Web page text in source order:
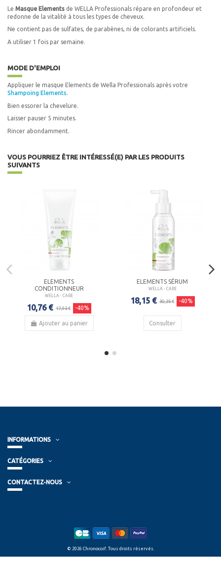
Le Masque Elements de WELLA Professionals répare en profondeur et
redonne de la vitalité à tous les types de cheveux.
Ne contient pas de sulfates, de parabènes, ni de colorants artificiels.
A utiliser 1 fois par semaine.
MODE D'EMPLOI
Appliquer le masque Elements de Wella Professionals après votre
Shampoing Elements.
Bien essorer la chevelure.
Laisser pauser 5 minutes.
Rincer abondamment.
VOUS POURRIEZ ÊTRE INTÉRESSÉ(E) PAR LES PRODUITS
SUIVANTS
ELEMENTS
CONDITIONNEUR
WELLA - CARE
10,76 € 17,93 € -40%
Ajouter au panier
ELEMENTS SÉRUM
WELLA - CARE
18,15 € 30,25 € -40%
Consulter
INFORMATIONS
CATÉGORIES
CONTACTEZ-NOUS
© 2026 Chronocoif. Tous droits réservés.